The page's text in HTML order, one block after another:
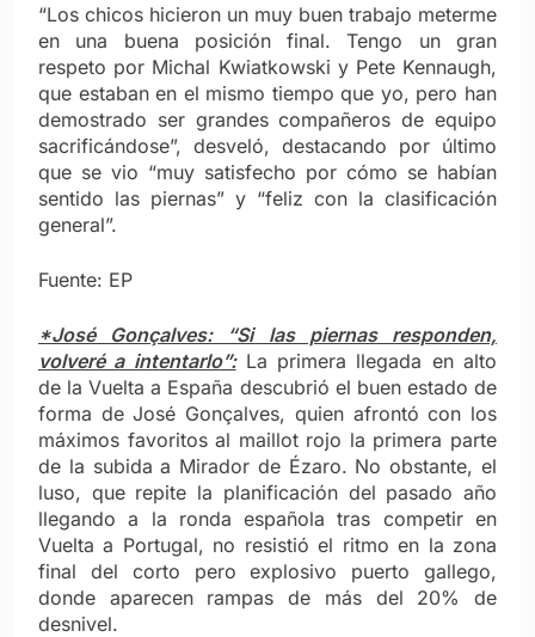
“Los chicos hicieron un muy buen trabajo meterme
en una buena posición final. Tengo un gran
respeto por Michal Kwiatkowski y Pete Kennaugh,
que estaban en el mismo tiempo que yo, pero han
demostrado ser grandes compañeros de equipo
sacrificándose”, desveló, destacando por último
que se vio “muy satisfecho por cómo se habían
sentido las piernas” y “feliz con la clasificación
general”.
Fuente: EP
*José Gonçalves: “Si las piernas responden,
volveré a intentarlo”:La primera llegada en alto
de la Vuelta a España descubrió el buen estado de
forma de José Gonçalves, quien afrontó con los
máximos favoritos al maillot rojo la primera parte
de la subida a Mirador de Ézaro. No obstante, el
luso, que repite la planificación del pasado año
llegando a la ronda española tras competir en
Vuelta a Portugal, no resistió el ritmo en la zona
final del corto pero explosivo puerto gallego,
donde aparecen rampas de más del 20% de
desnivel.